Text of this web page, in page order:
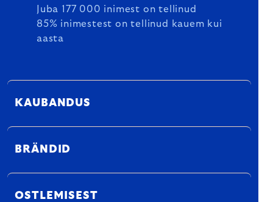
Juba 177 000 inimest on tellinud
85% inimestest on tellinud kauem kui
aasta
KAUBANDUS
BRÄNDID
OSTLEMISEST